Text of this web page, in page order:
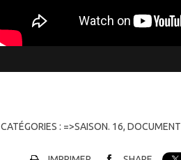
CATÉGORIES : =>SAISON. 16,